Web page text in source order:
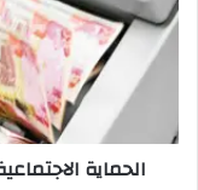
باحتساب
دفعة
الإعانة
الحماية